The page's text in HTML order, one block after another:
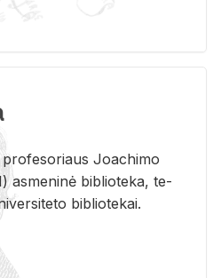
Jo­a­chi­mo
as­me­ni­nė bi­b­lio­te­ka, te­
bi­b­lio­te­kai.